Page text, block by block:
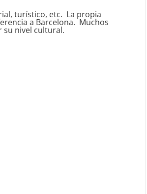
turístico, etc. La propia
a Barcelona. Muchos
su nivel cultural.